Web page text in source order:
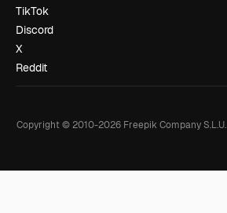
TikTok
Discord
X
Reddit
Copyright © 2010-2026Freepik Company S.L.U.